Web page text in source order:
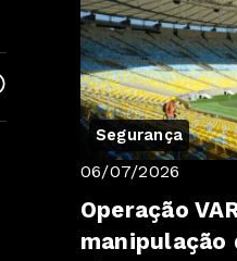
Segurança
06/07/2026
Operação
manipulação